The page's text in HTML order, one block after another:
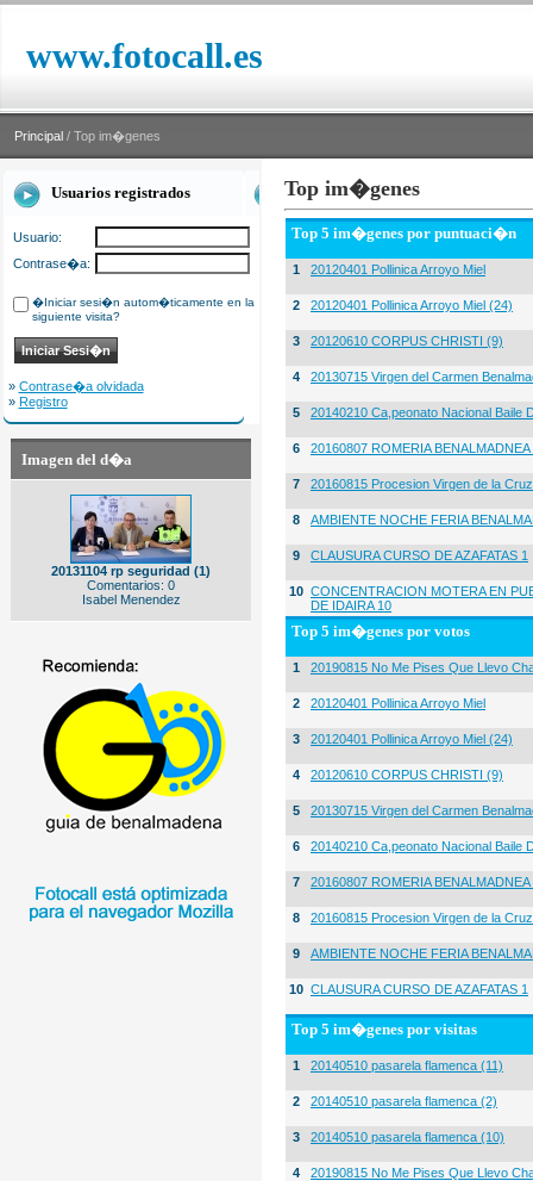
www.fotocall.es
Principal / Top im�genes
Usuarios registrados
Usuario:
Contrase�a:
�Iniciar sesi�n autom�ticamente en la
siguiente visita?
» Contrase�a olvidada
» Registro
Imagen del d�a
20131104 rp seguridad (1)
Comentarios: 0
Isabel Menendez
Top im�genes
Top 5 im�genes por puntuaci�n
1 20120401 Pollinica Arroyo Miel
2 20120401 Pollinica Arroyo Miel (24)
3 20120610 CORPUS CHRISTI (9)
4 20130715 Virgen del Carmen
5 20140210 Ca,peonato Nacional Baile
6 20160807 ROMERIA
7 20160815 Procesion Virgen de la
8 AMBIENTE NOCHE FERIA
9 CLAUSURA CURSO DE AZAFATAS 1
10 CONCENTRACION MOTERA EN
DE IDAIRA 10
Top 5 im�genes por votos
1 20190815 No Me Pises Que Llevo
2 20120401 Pollinica Arroyo Miel
3 20120401 Pollinica Arroyo Miel (24)
4 20120610 CORPUS CHRISTI (9)
5 20130715 Virgen del Carmen
6 20140210 Ca,peonato Nacional Baile
7 20160807 ROMERIA
8 20160815 Procesion Virgen de la
9 AMBIENTE NOCHE FERIA
10 CLAUSURA CURSO DE AZAFATAS 1
Top 5 im�genes por visitas
1 20140510 pasarela flamenca (11)
2 20140510 pasarela flamenca (2)
3 20140510 pasarela flamenca (10)
4 20190815 No Me Pises Que Llevo